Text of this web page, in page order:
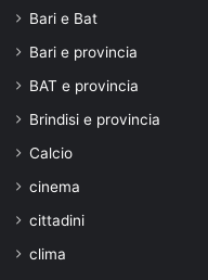
Bari e Bat
Bari e provincia
BAT e provincia
Brindisi e provincia
Calcio
cinema
cittadini
clima